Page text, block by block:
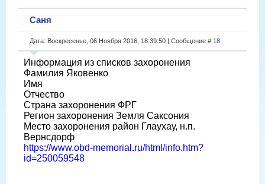
Саня
Дата: Воскресенье, 06 Ноября 2016, 18:39:50 | Сообщение # 18
Информация из списков захоронения
Фамилия Яковенко
Имя
Отчество
Страна захоронения ФРГ
Регион захоронения Земля Саксония
Место захоронения район Глаухау, н.п.
Вернсдорф
https://www.obd-memorial.ru/html/info.htm?
id=250059548